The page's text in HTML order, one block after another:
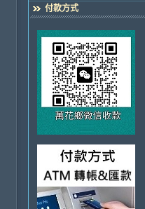
付款方式